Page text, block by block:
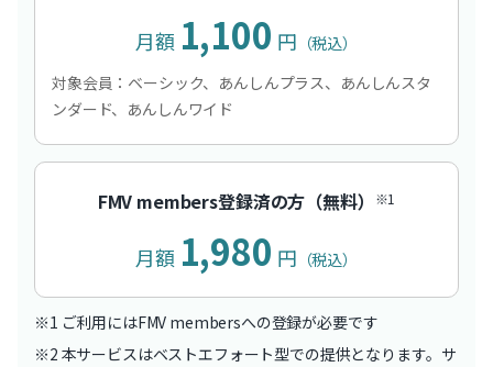
月額 1,100 円 （税込）
対象会員：ベーシック、あんしんプラス、あんしんスタ
ンダード、あんしんワイド
FMV members登録済の方（無料） ※1
月額 1,980 円 （税込）
※1 ご利用にはFMV membersへの登録が必要です
※2 本サービスはベストエフォート型での提供となります。サ